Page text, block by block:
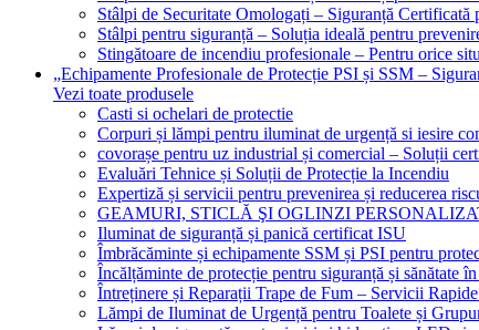
Stâlpi de Securitate Omologați – Siguranță Certificată
Stâlpi pentru siguranță – Soluția ideală pentru
Stingătoare de incendiu profesionale – Pentru orice
„Echipamente Profesionale de Protecție PSI și SSM –
Vezi toate produsele
Casti si ochelari de protectie
Corpuri și lămpi pentru iluminat de urgență si iesire
covorașe pentru uz industrial și comercial – Soluții
Evaluări Tehnice și Soluții de Protecție la Incendiu
Expertiză și servicii pentru prevenirea și reducerea
GEAMURI, STICLĂ ŞI OGLINZI
Iluminat de siguranță și panică certificat ISU
Îmbrăcăminte și echipamente SSM și PSI pentru
Încălțăminte de protecție pentru siguranță și sănătate
Întreținere și Reparații Trape de Fum – Servicii
Lămpi de Iluminat de Urgență pentru Toalete și